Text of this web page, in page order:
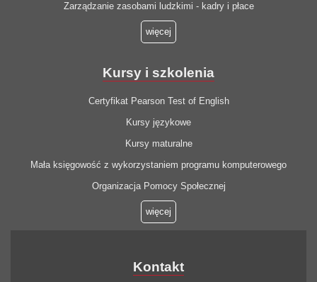
Zarządzanie zasobami ludzkimi - kadry i płace
więcej
Kursy i szkolenia
Certyfikat Pearson Test of English
Kursy językowe
Kursy maturalne
Mała księgowość z wykorzystaniem programu komputerowego
Organizacja Pomocy Społecznej
więcej
Kontakt